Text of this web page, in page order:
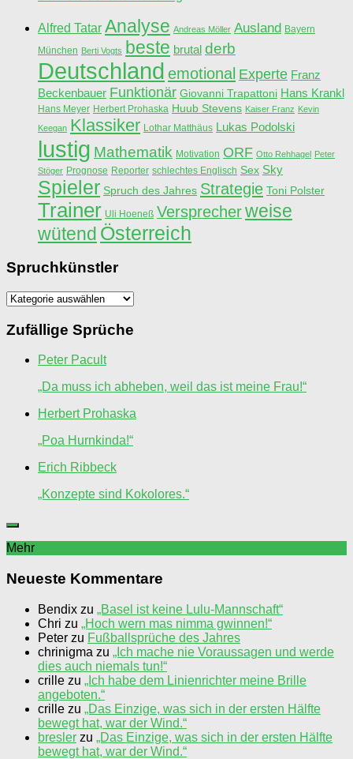
Alfred Tatar Analyse Andreas Möller Ausland Bayern
München Berti Vogts beste brutal derb
Deutschland emotional Experte Franz
Beckenbauer Funktionär Giovanni Trapattoni Hans Krankl
Hans Meyer Herbert Prohaska Huub Stevens Kaiser Franz Kevin
Keegan Klassiker Lothar Matthäus Lukas Podolski
lustig Mathematik Motivation ORF Otto Rehhagel Peter
Stöger Prognose Reporter schlechtes Englisch Sex Sky
Spieler Spruch des Jahres Strategie Toni Polster
Trainer Uli Hoeneß Versprecherweise
wütend Österreich
Spruchkünstler
Spruchkünstler
Zufällige Sprüche
Peter Pacult
„Da muss ich abheben, weil das ist meine Frau!“
Herbert Prohaska
„Poa Hurnkinda!“
Erich Ribbeck
„Konzepte sind Kokolores.“
Mehr
Neueste Kommentare
Bendix zu „Basel ist keine Lulu-Mannschaft“
Chri zu „Hoch wern mas nimma gwinnen!“
Peter zu Fußballsprüche des Jahres
chrinigma zu „Ich mache nie Voraussagen und werde
dies auch niemals tun!“
crille zu „Ich habe dem Linienrichter meine Brille
angeboten.“
crille zu „Das Einzige, was sich in der ersten Hälfte
bewegt hat, war der Wind.“
bresler zu „Das Einzige, was sich in der ersten Hälfte
bewegt hat, war der Wind.“